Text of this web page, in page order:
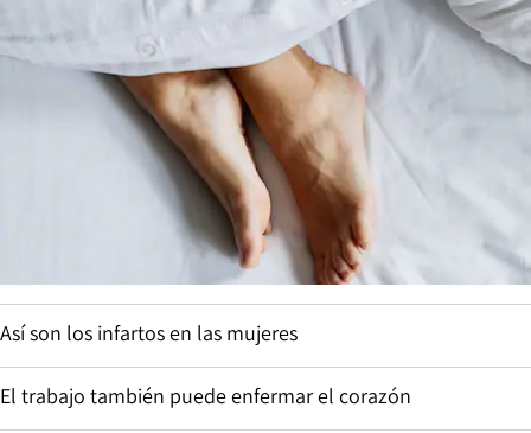
Así son los infartos en las mujeres
El trabajo también puede enfermar el corazón